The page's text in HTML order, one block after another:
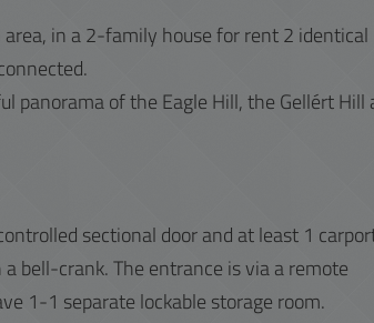
in a 2-family house for rent 2 identical
panorama of the Eagle Hill, the Gellért Hill
sectional door and at least 1
bell-crank. The entrance is via a remote
1-1 separate lockable storage room.